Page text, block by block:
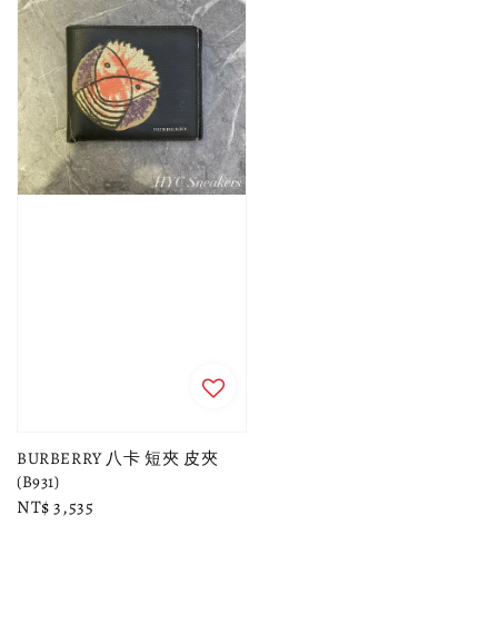
BURBERRY 八卡 短夾 皮夾
(B931)
Regular
NT$ 3,535